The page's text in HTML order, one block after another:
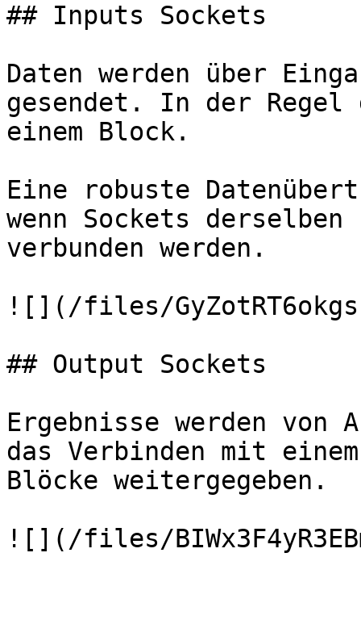
## Inputs Sockets
Daten werden über
gesendet. In der
einem Block.
Eine robuste
wenn Sockets
verbunden werden.
![](/files/
## Output Sockets
Ergebnisse werden von
das Verbinden mit
Blöcke weitergegeben.